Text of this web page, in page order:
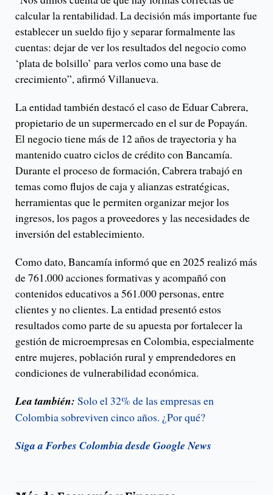
calcular la rentabilidad. La decisión más importante fue
establecer un sueldo fijo y separar formalmente las
cuentas: dejar de ver los resultados del negocio como
‘plata de bolsillo’ para verlos como una base de
crecimiento”, afirmó Villanueva.
La entidad también destacó el caso de Eduar Cabrera,
propietario de un supermercado en el sur de Popayán.
El negocio tiene más de 12 años de trayectoria y ha
mantenido cuatro ciclos de crédito con Bancamía.
Durante el proceso de formación, Cabrera trabajó en
temas como flujos de caja y alianzas estratégicas,
herramientas que le permiten organizar mejor los
ingresos, los pagos a proveedores y las necesidades de
inversión del establecimiento.
Como dato, Bancamía informó que en 2025 realizó más
de 761.000 acciones formativas y acompañó con
contenidos educativos a 561.000 personas, entre
clientes y no clientes. La entidad presentó estos
resultados como parte de su apuesta por fortalecer la
gestión de microempresas en Colombia, especialmente
entre mujeres, población rural y emprendedores en
condiciones de vulnerabilidad económica.
Lea también: Solo el 32% de las empresas en
Colombia sobreviven cinco años. ¿Por qué?
Siga a Forbes Colombia desde Google News